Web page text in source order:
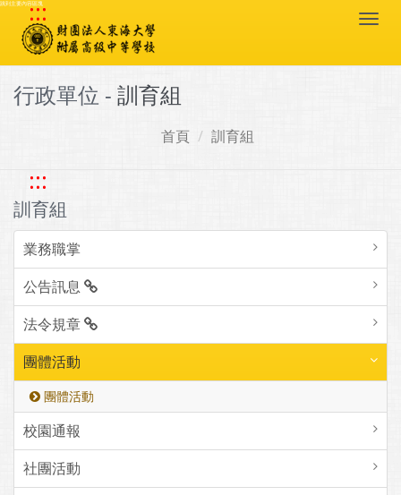
跳到主要內容區塊
:::
行政單位 - 訓育組
首頁 訓育組
:::
訓育組
業務職掌
公告訊息
法令規章
團體活動
團體活動
校園通報
社團活動